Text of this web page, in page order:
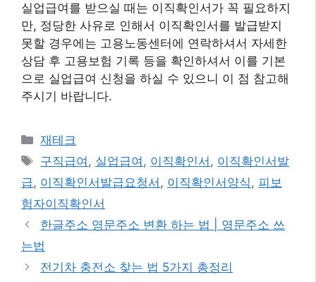
실업급여를 받으실 때는 이직확인서가 꼭 필요하지
만, 정당한 사유로 인해서 이직확인서를 발급받지
못할 경우에는 고용노동센터에 연락하셔서 자세한
상담 후 고용보험 기록 등을 확인하셔서 이를 기본
으로 실업급여 신청을 하실 수 있으니 이 점 참고해
주시기 바랍니다.
카
테
리
재테크
태
그
구직급여 , 실업급여 , 이직확인서 , 이직확인서발
급, 이직확인서발급요청서 , 이직확인서양식, 피보
험자이직확인서
한글주소 영문주소 변환 하는 법 | 영문주소 쓰
는법
전기차 충전소 찾는 법 5가지 총정리